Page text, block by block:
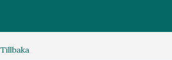
Tillbaka